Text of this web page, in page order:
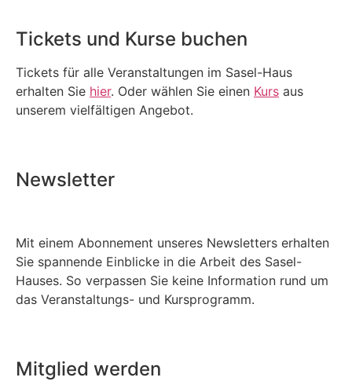
Tickets und Kurse buchen
Tickets für alle Veranstaltungen im Sasel-Haus
erhalten Sie hier. Oder wählen Sie einen Kurs aus
unserem vielfältigen Angebot.
Newsletter
Mit einem Abonnement unseres Newsletters erhalten
Sie spannende Einblicke in die Arbeit des Sasel-
Hauses. So verpassen Sie keine Information rund um
das Veranstaltungs- und Kursprogramm.
Mitglied werden